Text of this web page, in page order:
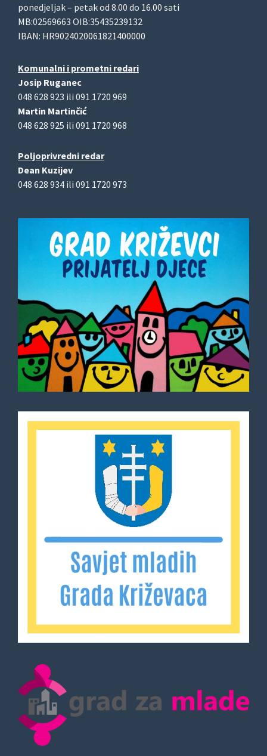
ponedjeljak – petak od 8.00 do 16.00 sati
MB:02569663 OIB:35435239132
IBAN: HR9024020061821400000
Komunalni i prometni redari
Josip Ruganec
048 628 923 ili 091 1720 969
Martin Martinčić
048 628 925 ili 091 1720 968
Poljoprivredni redar
Dean Kuzijev
048 628 934 ili 091 1720 973